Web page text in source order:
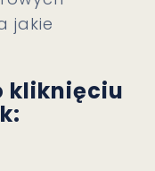
jakie
kliknięciu